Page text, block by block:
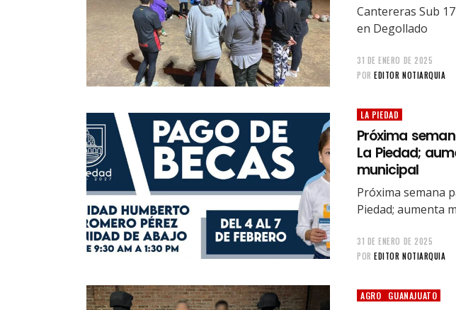
Cantereras Sub
en Degollado
31 DE ENERO DE 2025
POR EDITOR NOTIARQUIA
LA PIEDAD
Próxima
La Piedad;
municipal
Próxima semana
Piedad; aumenta
31 DE ENERO DE 2025
POR EDITOR NOTIARQUIA
AGRO GUANAJUATO